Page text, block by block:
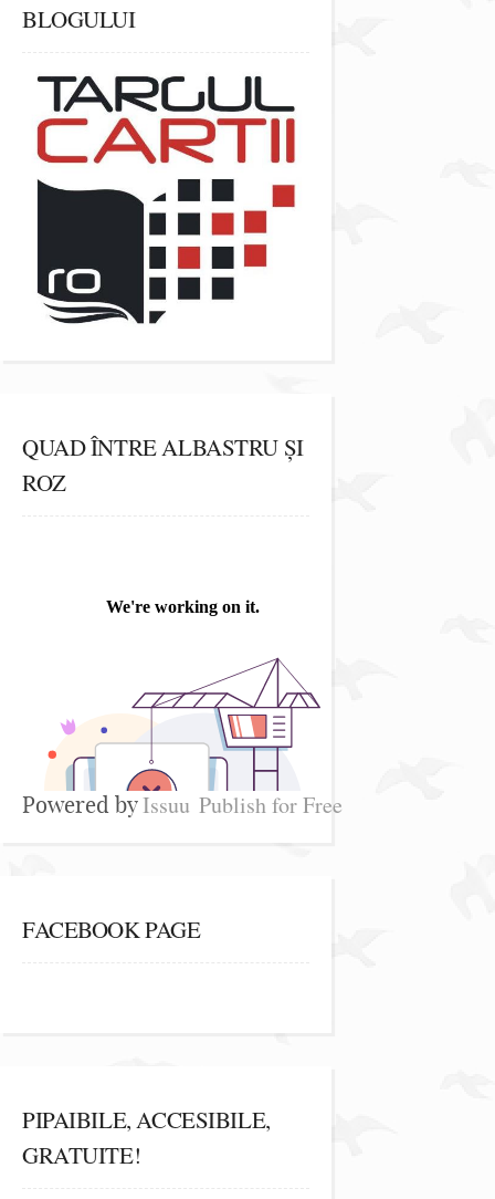
BLOGULUI
QUAD ÎNTRE ALBASTRU ȘI
ROZ
Powered byIssuu Publish for Free
FACEBOOK PAGE
PIPAIBILE, ACCESIBILE,
GRATUITE!